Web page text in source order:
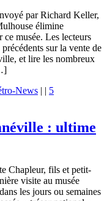
par Richard Keller,
élimine
ce musée. Les lecteurs
sur la vente de
et lire les nombreux
News | | 5
: ultime
Chapleur, fils et petit-
visite au musée
les jours ou semaines